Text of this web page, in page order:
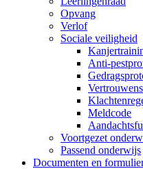
Opvang
Verlof
Sociale veiligheid
Anti-
Meldcode
Voortgezet
Passend onderwijs
Documenten en